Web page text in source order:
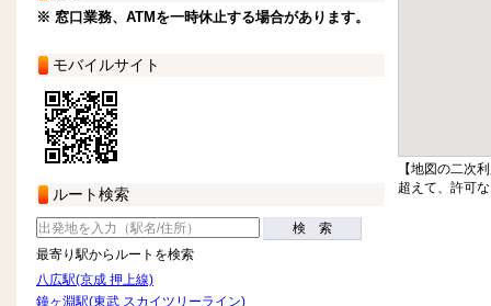
※ 窓口業務、ATMを一時休止する場合があります。
モバイルサイト
ルート検索
検 索
最寄り駅からルートを検索
八広駅(京成 押上線)
鐘ヶ淵駅(東武 スカイツリーライン)
【地図の二次
超えて、許可